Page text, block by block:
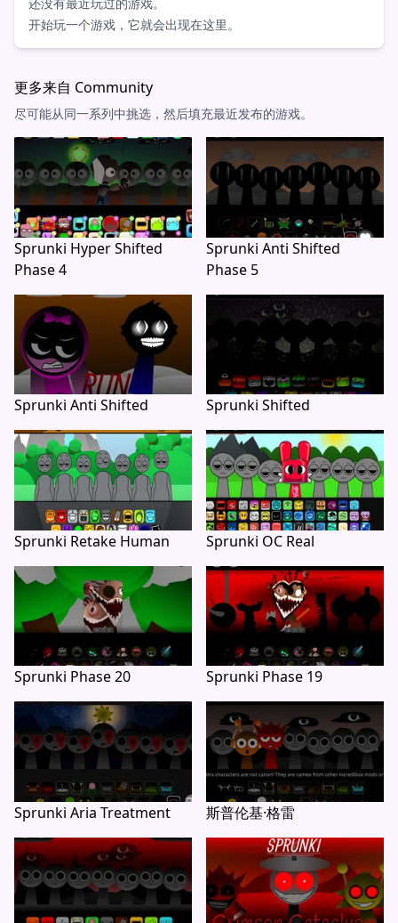
开始玩一个游戏，它就会出现在这里。
更多来自 Community
尽可能从同一系列中挑选，然后填充最近发布的游戏。
Sprunki Hyper Shifted
Phase 4
Sprunki Anti Shifted
Phase 5
Sprunki Anti Shifted Sprunki Shifted
Sprunki Retake Human Sprunki OC Real
Sprunki Phase 20 Sprunki Phase 19
Sprunki Aria Treatment 斯普伦基·格雷